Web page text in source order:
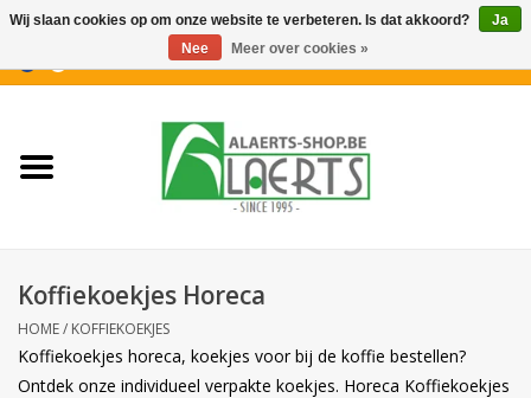
Nieuwigheden
Confiserie
Koffiekoekjes Horeca
HOME/ KOFFIEKOEKJES
Koffiekoekjes horeca, koekjes voor bij de koffie bestellen?
Ontdek onze individueel verpakte koekjes. Horeca Koffiekoekjes
Wij slaan cookies op om onze website te verbeteren. Is dat akkoord?
Ja
Nee
Meer over cookies »